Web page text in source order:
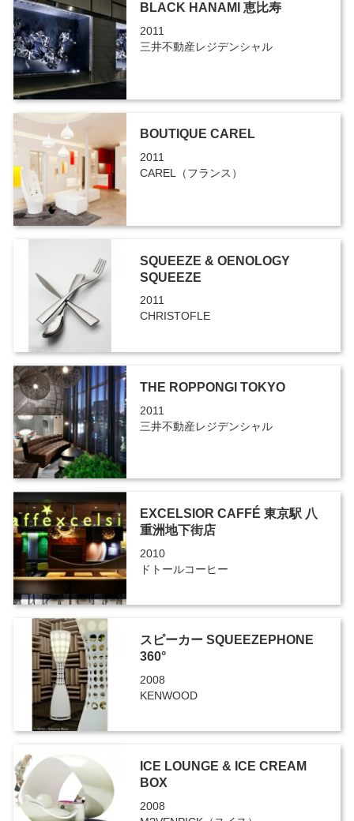
BLACK HANAMI 恵比寿
2011
三井不動産レジデンシャル
BOUTIQUE CAREL
2011
CAREL（フランス）
SQUEEZE & OENOLOGY
SQUEEZE
2011
CHRISTOFLE
THE ROPPONGI TOKYO
2011
三井不動産レジデンシャル
EXCELSIOR CAFFÉ 東京駅 八
重洲地下街店
2010
ドトールコーヒー
スピーカー SQUEEZEPHONE
360°
2008
KENWOOD
ICE LOUNGE & ICE CREAM
BOX
2008